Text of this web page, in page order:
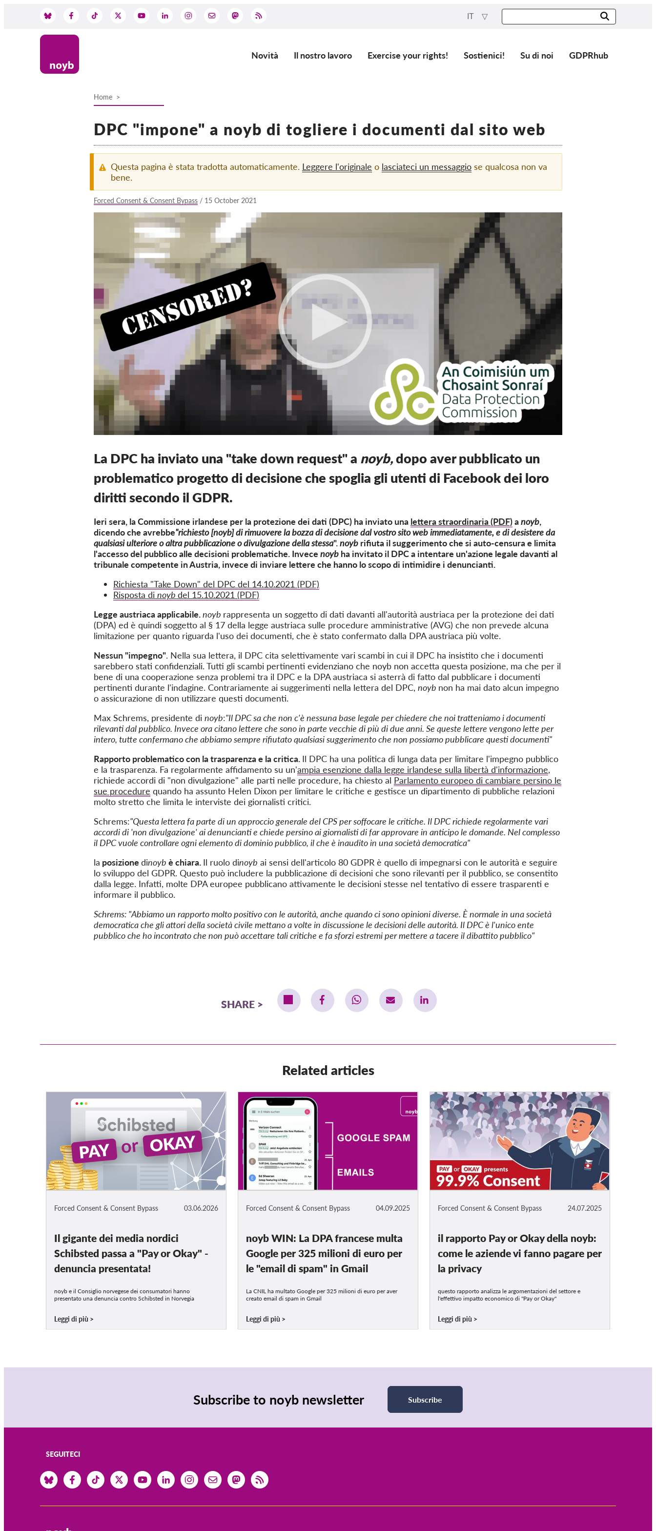
IT
Main
Novità Il nostro lavoro Exercise your rights! Sostienici! Su di noi GDPRhub
Home
DPC "impone" a noyb di togliere i documenti dal sito web
Questa pagina è stata tradotta automaticamente. Leggere l'originale o lasciateci un messaggio se qualcosa non va
bene.
Forced Consent & Consent Bypass / 15 October 2021
La DPC ha inviato una "take down request" a noyb,dopo aver pubblicato un
problematico progetto di decisione che spoglia gli utenti di Facebook dei loro
diritti secondo il GDPR.
Ieri sera, la Commissione irlandese per la protezione dei dati (DPC) ha inviato una lettera straordinaria (PDF)anoyb,
dicendo che avrebbe"richiesto [noyb] di rimuovere la bozza di decisione dal vostro sito web immediatamente, e di desistere da
qualsiasi ulteriore o altra pubblicazione o divulgazione della stessa".noyb rifiuta il suggerimento che si auto-censura e limita
l'accesso del pubblico alle decisioni problematiche. Invece noyb ha invitato il DPC a intentare un'azione legale davanti al
tribunale competente in Austria, invece di inviare lettere che hanno lo scopo di intimidire i denuncianti.
Richiesta "Take Down" del DPC del 14.10.2021 (PDF)
Risposta di noyb del 15.10.2021 (PDF)
Legge austriaca applicabile.noyb rappresenta un soggetto di dati davanti all'autorità austriaca per la protezione dei dati
(DPA) ed è quindi soggetto al § 17 della legge austriaca sulle procedure amministrative (AVG) che non prevede alcuna
limitazione per quanto riguarda l'uso dei documenti, che è stato confermato dalla DPA austriaca più volte.
Nessun "impegno". Nella sua lettera, il DPC cita selettivamente vari scambi in cui il DPC ha insistito che i documenti
sarebbero stati confidenziali. Tutti gli scambi pertinenti evidenziano che noyb non accetta questa posizione, ma che per il
bene di una cooperazione senza problemi tra il DPC e la DPA austriaca si asterrà di fatto dal pubblicare i documenti
pertinenti durante l'indagine. Contrariamente ai suggerimenti nella lettera del DPC, noyb non ha mai dato alcun impegno
o assicurazione di non utilizzare questi documenti.
Max Schrems, presidente di noyb:"Il DPC sa che non c'è nessuna base legale per chiedere che noi tratteniamo i documenti
rilevanti dal pubblico. Invece ora citano lettere che sono in parte vecchie di più di due anni. Se queste lettere vengono lette per
intero, tutte confermano che abbiamo sempre rifiutato qualsiasi suggerimento che non possiamo pubblicare questi documenti"
Rapporto problematico con la trasparenza e la critica. Il DPC ha una politica di lunga data per limitare l'impegno pubblico
e la trasparenza. Fa regolarmente affidamento su un'ampia esenzione dalla legge irlandese sulla libertà d'informazione,
richiede accordi di "non divulgazione" alle parti nelle procedure, ha chiesto al Parlamento europeo di cambiare persino le
sue procedure quando ha assunto Helen Dixon per limitare le critiche e gestisce un dipartimento di pubbliche relazioni
molto stretto che limita le interviste dei giornalisti critici.
Schrems:"Questa lettera fa parte di un approccio generale del CPS per soffocare le critiche. Il DPC richiede regolarmente vari
accordi di 'non divulgazione' ai denuncianti e chiede persino ai giornalisti di far approvare in anticipo le domande. Nel complesso
il DPC vuole controllare ogni elemento di dominio pubblico, il che è inaudito in una società democratica"
la posizione dinoyb è chiara. Il ruolo dinoyb ai sensi dell'articolo 80 GDPR è quello di impegnarsi con le autorità e seguire
lo sviluppo del GDPR. Questo può includere la pubblicazione di decisioni che sono rilevanti per il pubblico, se consentito
dalla legge. Infatti, molte DPA europee pubblicano attivamente le decisioni stesse nel tentativo di essere trasparenti e
informare il pubblico.
Schrems: "Abbiamo un rapporto molto positivo con le autorità, anche quando ci sono opinioni diverse. È normale in una società
democratica che gli attori della società civile mettano a volte in discussione le decisioni delle autorità. Il DPC è l'unico ente
pubblico che ho incontrato che non può accettare tali critiche e fa sforzi estremi per mettere a tacere il dibattito pubblico"
SHARE
Related articles
03.06.2026
Forced Consent & Consent Bypass
Il gigante dei media nordici
Schibsted passa a "Pay or Okay" -
denuncia presentata!
noyb e il Consiglio norvegese dei consumatori hanno
presentato una denuncia contro Schibsted in Norvegia
Leggi di più
04.09.2025
Forced Consent & Consent Bypass
noyb WIN: La DPA francese multa
Google per 325 milioni di euro per
le "email di spam" in Gmail
La CNIL ha multato Google per 325 milioni di euro per aver
creato email di spam in Gmail
Leggi di più
24.07.2025
Forced Consent & Consent Bypass
il rapporto Pay or Okay della noyb:
come le aziende vi fanno pagare per
la privacy
questo rapporto analizza le argomentazioni del settore e
l'effettivo impatto economico di "Pay or Okay"
Leggi di più
Subscribe to noyb newsletter Subscribe
SEGUITECI